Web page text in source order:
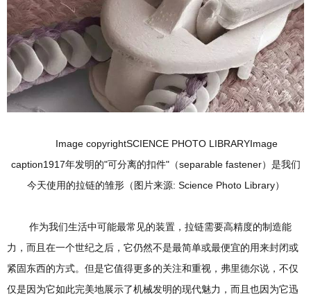
Image copyrightSCIENCE PHOTO LIBRARYImage
caption1917年发明的"可分离的扣件"（separable fastener）是我们
今天使用的拉链的雏形（图片来源: Science Photo Library）
作为我们生活中可能最常见的装置，拉链需要高精度的制造能
力，而且在一个世纪之后，它仍然不是最简单或最便宜的用来封闭或
紧固东西的方式。但是它值得更多的关注和重视，弗里德尔说，不仅
仅是因为它如此完美地展示了机械发明的现代魅力，而且也因为它迅